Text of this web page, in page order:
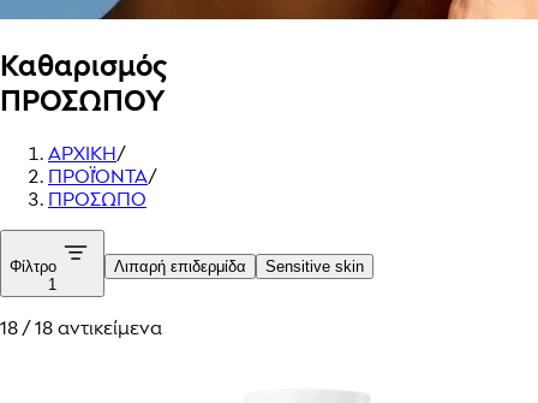
Καθαρισμός
ΠΡΟΣΩΠΟΥ
ΑΡΧΙΚΗ/
ΠΡΟΪΌΝΤΑ/
ΠΡΟΣΩΠΟ
Φίλτρο
1
Λιπαρή επιδερμίδα Sensitive skin
18 / 18 αντικείμενα